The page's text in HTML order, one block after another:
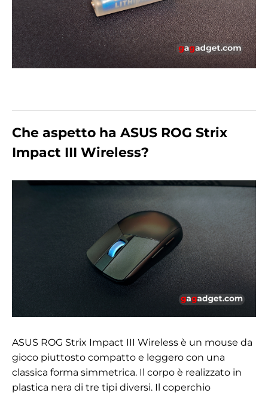
Che aspetto ha ASUS ROG Strix
Impact III Wireless?
ASUS ROG Strix Impact III Wireless è un mouse da
gioco piuttosto compatto e leggero con una
classica forma simmetrica. Il corpo è realizzato in
plastica nera di tre tipi diversi. Il coperchio